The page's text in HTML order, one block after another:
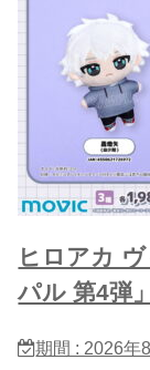
ヒロアカ
パル 第4弾
期間 : 2026年